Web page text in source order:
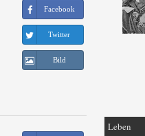
Facebook
Twitter
Bild
Leben